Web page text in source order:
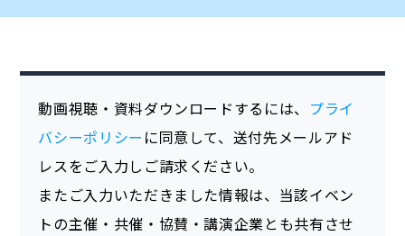
動画視聴・資料ダウンロードするには、 プライ
バシーポリシー に同意して、送付先メールアド
レスをご入力しご請求ください。
またご入力いただきました情報は、当該イベン
トの主催・共催・協賛・講演企業とも共有させ